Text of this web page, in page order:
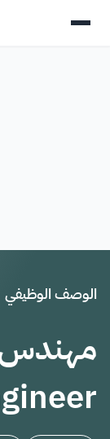
الوصف الوظيفي